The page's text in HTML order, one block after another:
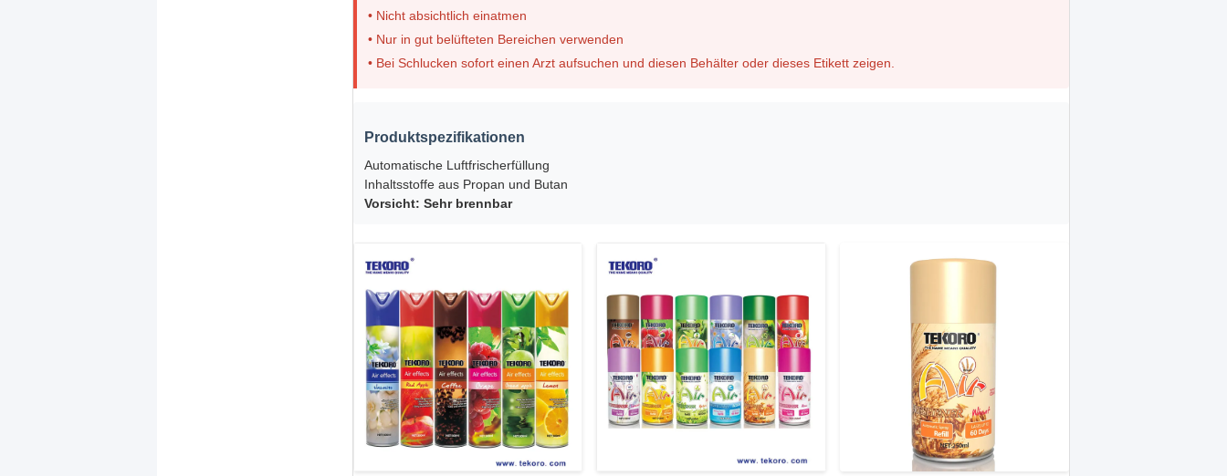
• Nicht absichtlich einatmen
• Nur in gut belüfteten Bereichen verwenden
• Bei Schlucken sofort einen Arzt aufsuchen und diesen Behälter oder dieses Etikett zeigen.
Produktspezifikationen
Automatische Luftfrischerfüllung
Inhaltsstoffe aus Propan und Butan
Vorsicht: Sehr brennbar